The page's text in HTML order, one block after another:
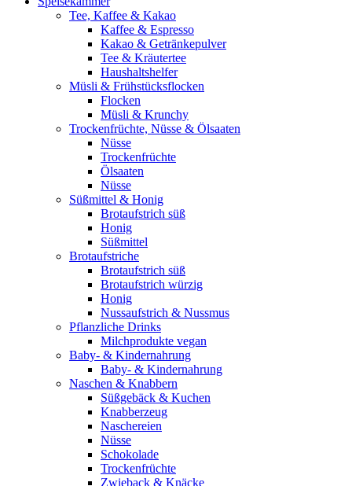
Tee, Kaffee & Kakao
Kaffee & Espresso
Kakao & Getränkepulver
Tee & Kräutertee
Haushaltshelfer
Müsli & Frühstücksflocken
Flocken
Müsli & Krunchy
Trockenfrüchte, Nüsse & Ölsaaten
Nüsse
Trockenfrüchte
Ölsaaten
Nüsse
Süßmittel & Honig
Brotaufstrich süß
Honig
Süßmittel
Brotaufstriche
Brotaufstrich süß
Brotaufstrich würzig
Honig
Nussaufstrich & Nussmus
Pflanzliche Drinks
Milchprodukte vegan
Baby- & Kindernahrung
Baby- & Kindernahrung
Naschen & Knabbern
Süßgebäck & Kuchen
Knabberzeug
Naschereien
Nüsse
Schokolade
Trockenfrüchte
Zwieback & Knäcke